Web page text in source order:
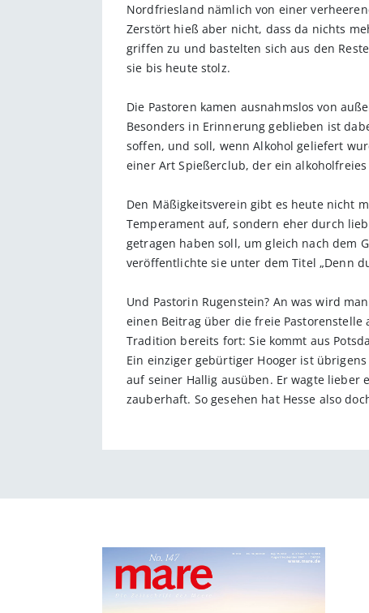
Nordfriesland nämlich von einer
Zerstört hieß aber nicht, dass da nichts
griffen zu und bastelten sich aus den
sie bis heute stolz.
Die Pastoren kamen ausnahmslos von
Besonders in Erinnerung geblieben ist
soffen, und soll, wenn Alkohol geliefert
einer Art Spießerclub, der ein
Den Mäßigkeitsverein gibt es heute nicht
Temperament auf, sondern eher durch
getragen haben soll, um gleich nach dem
veröffentlichte sie unter dem Titel „Denn
Und Pastorin Rugenstein? An was wird
einen Beitrag über die freie
Tradition bereits fort: Sie kommt aus
Ein einziger gebürtiger Hooger ist
auf seiner Hallig ausüben. Er wagte lieber
zauberhaft. So gesehen hat Hesse also